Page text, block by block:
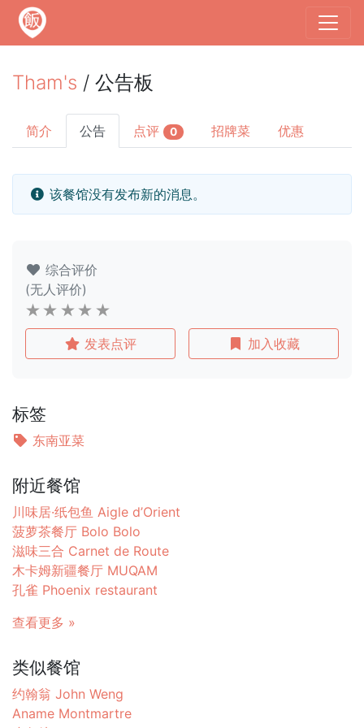
Tham's / 公告板
简介 公告 点评 0 招牌菜 优惠
该餐馆没有发布新的消息。
综合评价
(无人评价)
发表点评 加入收藏
标签
东南亚菜
附近餐馆
川味居·纸包鱼 Aigle d’Orient
菠萝茶餐厅 Bolo Bolo
滋味三合 Carnet de Route
木卡姆新疆餐厅 MUQAM
孔雀 Phoenix restaurant
查看更多 »
类似餐馆
约翰翁 John Weng
Aname Montmartre